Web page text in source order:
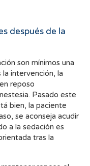
después de la
son mínimos una
la intervención, la
reposo
Pasado este
bien, la paciente
se aconseja acudir
a la sedación es
tras la